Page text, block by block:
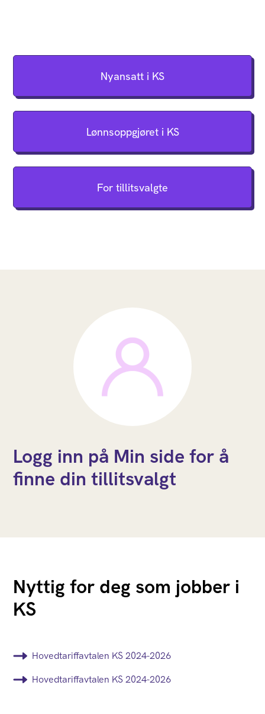
Nyansatt i KS
Lønnsoppgjøret i KS
For tillitsvalgte
Logg inn på Min side for å
finne din tillitsvalgt
Nyttig for deg som jobber i
KS
Hovedtariffavtalen KS 2024-2026
Hovedtariffavtalen KS 2024-2026